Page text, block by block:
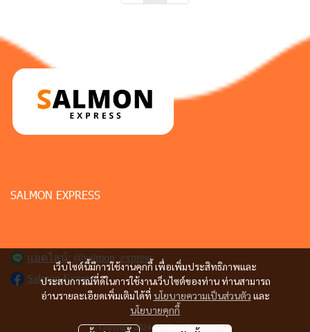
เว็บไซต์นี้มีการใช้งานคุกกี้ เพื่อเพิ่มประสิทธิภาพและ
ประสบการณ์ที่ดีในการใช้งานเว็บไซต์ของท่าน ท่านสามารถ
อ่านรายละเอียดเพิ่มเติมได้ที่ นโยบายความเป็นส่วนตัว และ
นโยบายคุกกี้
SALMON EXPRESS
แอดไลน์: @salmon_express
Salmon Express
© Copyright 2024. All Right Reserved.